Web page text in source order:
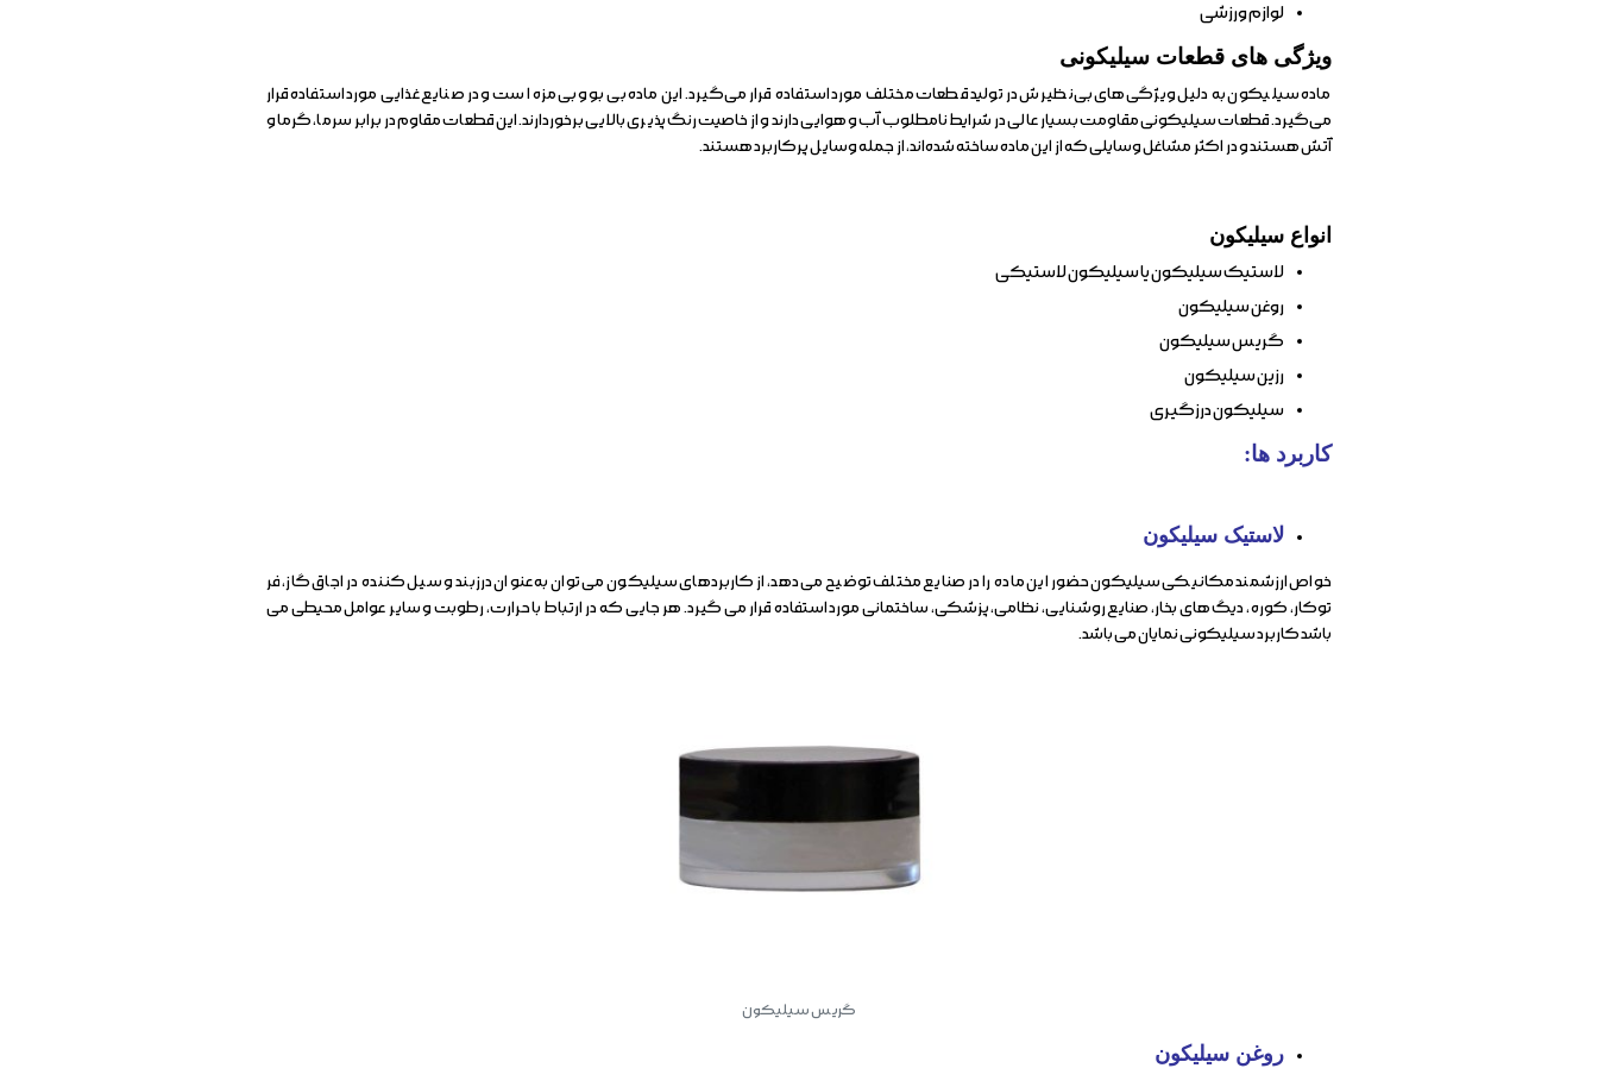
لوازم ورزشی
ویژگی های قطعات سیلیکونی
ماده سیلیکون به دلیل ویژگی‌های بی‌نظیرش در تولید قطعات مختلف مورد استفاده قرار می‌گیرد. این ماده بی‌بو و بی‌مزه است و در صنایع غذایی مورد استفاده قرار
می‌گیرد. قطعات سیلیکونی مقاومت بسیار عالی در شرایط نامطلوب آب و هوایی دارند و از خاصیت رنگ پذیری بالایی برخوردارند. این قطعات مقاوم در برابر سرما، گرما و
آتش هستند و در اکثر مشاغل وسایلی که از این ماده ساخته شده‌اند، از جمله وسایل پرکاربرد هستند.
انواع سیلیکون
لاستیک سیلیکون یا سیلیکون لاستیکی
روغن سیلیکون
گریس سیلیکون
رزین سیلیکون
سیلیکون درزگیری
کاربرد ها:
لاستیک سیلیکون
خواص ارزشمند مكانیكی سیلیكون حضور این ماده را در صنایع مختلف توضیح می دهد، از کاربردهای سیلیکون می توان به عنوان درزبند و سیل كننده در اجاق گاز، فر
توكار، كوره ، دیگ های بخار، صنایع روشنایی، نظامی، پزشكی، ساختمانی مورد استفاده قرار می گیرد. هر جایی كه در ارتباط با حرارت، رطوبت و سایر عوامل محیطی می
باشد كاربرد سیلیكونی نمایان می باشد.
گریس سیلیکون
روغن سیلیکون